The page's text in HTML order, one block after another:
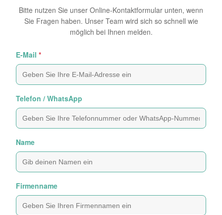
Bitte nutzen Sie unser Online-Kontaktformular unten, wenn
Sie Fragen haben. Unser Team wird sich so schnell wie
möglich bei Ihnen melden.
E-Mail *
Telefon / WhatsApp
Name
Firmenname